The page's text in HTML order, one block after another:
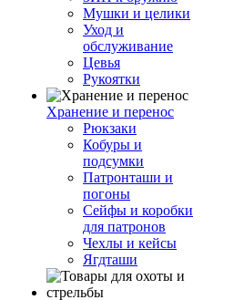
Мушки и целики
Уход и
обслуживание
Цевья
Рукоятки
Хранение и перенос
Рюкзаки
Кобуры и
подсумки
Патронташи и
погоны
Сейфы и коробки
для патронов
Чехлы и кейсы
Ягдташи